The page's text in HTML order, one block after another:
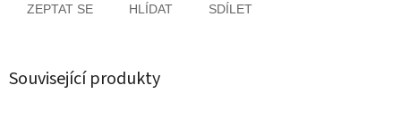
ZEPTAT SE HLÍDAT SDÍLET
Související produkty